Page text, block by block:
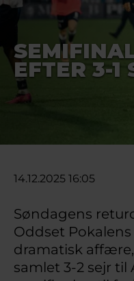
EFTER 3-1
14.12.2025 16:05
Søndagens
Oddset
dramatisk
samlet 3-2 sejr til